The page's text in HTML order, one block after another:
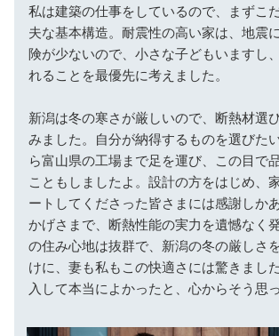
私は建築の仕事をしているので、まずこ
夫な基本構造。耐震性の高い家は、地震
険が少ないので、小さな子どもいますし
れることを最優先に考えました。
新潟は冬の寒さが厳しいので、断熱材選
みました。自分が納得するものを選びた
ら富山県の工場まで足を運び、この目で
こともしましたよ。設計の方をはじめ、
ートしてくださった皆さまには感謝しか
かげさまで、断熱性能の実力を遺憾なく
の住み心地は抜群で、新潟の冬の厳しさ
けに、妻も私もこの快適さには驚きまし
入して本当によかったと、心からそう思